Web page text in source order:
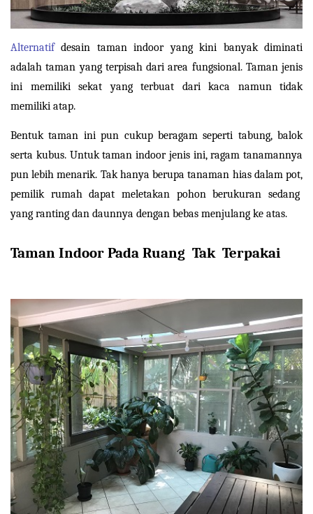
Alternatif desain taman indoor yang kini banyak diminati
adalah taman yang terpisah dari area fungsional. Taman jenis
ini memiliki sekat yang terbuat dari kaca namun tidak
memiliki atap.
Bentuk taman ini pun cukup beragam seperti tabung, balok
serta kubus. Untuk taman indoor jenis ini, ragam tanamannya
pun lebih menarik. Tak hanya berupa tanaman hias dalam pot,
pemilik rumah dapat meletakan pohon berukuran sedang
yang ranting dan daunnya dengan bebas menjulang ke atas.
Taman Indoor Pada Ruang  Tak  Terpakai